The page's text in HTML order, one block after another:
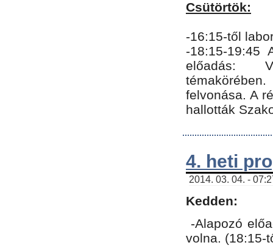
Csütörtök:
-16:15-től
-18:15-19:45
előadás:
felvonása. A
hallották
4. heti
2014. 03. 04. -
Kedden:
-Alapozó
volna. (18:15-